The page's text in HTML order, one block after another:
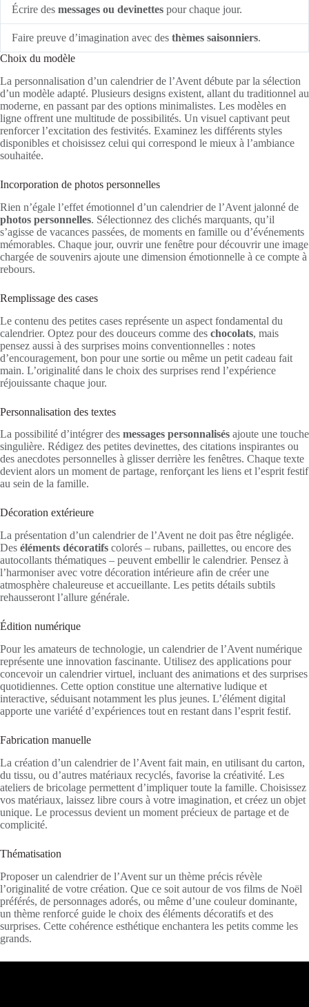
Écrire des messages ou devinettes pour chaque jour.
Faire preuve d’imagination avec des thèmes saisonniers.
Choix du modèle
La personnalisation d’un calendrier de l’Avent débute par la sélection
d’un modèle adapté. Plusieurs designs existent, allant du traditionnel au
moderne, en passant par des options minimalistes. Les modèles en
ligne offrent une multitude de possibilités. Un visuel captivant peut
renforcer l’excitation des festivités. Examinez les différents styles
disponibles et choisissez celui qui correspond le mieux à l’ambiance
souhaitée.
Incorporation de photos personnelles
Rien n’égale l’effet émotionnel d’un calendrier de l’Avent jalonné de
photos personnelles. Sélectionnez des clichés marquants, qu’il
s’agisse de vacances passées, de moments en famille ou d’événements
mémorables. Chaque jour, ouvrir une fenêtre pour découvrir une image
chargée de souvenirs ajoute une dimension émotionnelle à ce compte à
rebours.
Remplissage des cases
Le contenu des petites cases représente un aspect fondamental du
calendrier. Optez pour des douceurs comme des chocolats, mais
pensez aussi à des surprises moins conventionnelles : notes
d’encouragement, bon pour une sortie ou même un petit cadeau fait
main. L’originalité dans le choix des surprises rend l’expérience
réjouissante chaque jour.
Personnalisation des textes
La possibilité d’intégrer des messages personnalisés ajoute une touche
singulière. Rédigez des petites devinettes, des citations inspirantes ou
des anecdotes personnelles à glisser derrière les fenêtres. Chaque texte
devient alors un moment de partage, renforçant les liens et l’esprit festif
au sein de la famille.
Décoration extérieure
La présentation d’un calendrier de l’Avent ne doit pas être négligée.
Des éléments décoratifs colorés – rubans, paillettes, ou encore des
autocollants thématiques – peuvent embellir le calendrier. Pensez à
l’harmoniser avec votre décoration intérieure afin de créer une
atmosphère chaleureuse et accueillante. Les petits détails subtils
rehausseront l’allure générale.
Édition numérique
Pour les amateurs de technologie, un calendrier de l’Avent numérique
représente une innovation fascinante. Utilisez des applications pour
concevoir un calendrier virtuel, incluant des animations et des surprises
quotidiennes. Cette option constitue une alternative ludique et
interactive, séduisant notamment les plus jeunes. L’élément digital
apporte une variété d’expériences tout en restant dans l’esprit festif.
Fabrication manuelle
La création d’un calendrier de l’Avent fait main, en utilisant du carton,
du tissu, ou d’autres matériaux recyclés, favorise la créativité. Les
ateliers de bricolage permettent d’impliquer toute la famille. Choisissez
vos matériaux, laissez libre cours à votre imagination, et créez un objet
unique. Le processus devient un moment précieux de partage et de
complicité.
Thématisation
Proposer un calendrier de l’Avent sur un thème précis révèle
l’originalité de votre création. Que ce soit autour de vos films de Noël
préférés, de personnages adorés, ou même d’une couleur dominante,
un thème renforcé guide le choix des éléments décoratifs et des
surprises. Cette cohérence esthétique enchantera les petits comme les
grands.